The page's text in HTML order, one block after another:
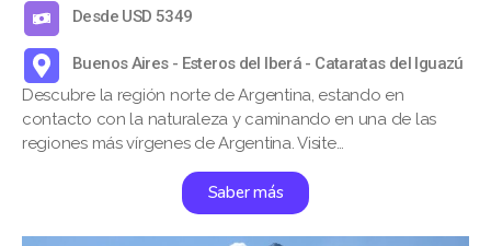
Desde USD 5349
Buenos Aires - Esteros del Iberá - Cataratas del Iguazú
Descubre la región norte de Argentina, estando en
contacto con la naturaleza y caminando en una de las
regiones más vírgenes de Argentina. Visite…
Saber más